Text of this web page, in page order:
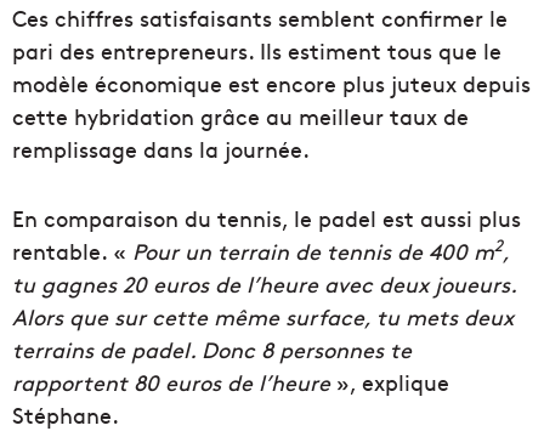
Ces chiffres satisfaisants semblent confirmer le
pari des entrepreneurs. Ils estiment tous que le
modèle économique est encore plus juteux depuis
cette hybridation grâce au meilleur taux de
remplissage dans la journée.
En comparaison du tennis, le padel est aussi plus
rentable. « Pour un terrain de tennis de 400 m2,
tu gagnes 20 euros de l’heure avec deux joueurs.
Alors que sur cette même surface, tu mets deux
terrains de padel. Donc 8 personnes te
rapportent 80 euros de l’heure», explique
Stéphane.